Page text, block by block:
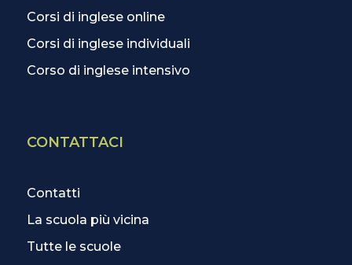
Corsi di inglese online
Corsi di inglese individuali
Corso di inglese intensivo
CONTATTACI
Contatti
La scuola più vicina
Tutte le scuole